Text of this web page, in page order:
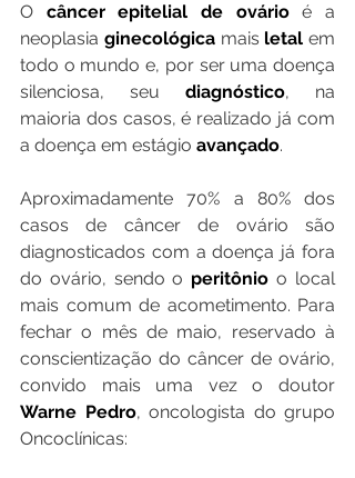
O câncer epitelial de ovário é a
neoplasia ginecológica mais letal em
todo o mundo e, por ser uma doença
silenciosa, seu diagnóstico, na
maioria dos casos, é realizado já com
a doença em estágio avançado.
Aproximadamente 70% a 80% dos
casos de câncer de ovário são
diagnosticados com a doença já fora
do ovário, sendo o peritônio o local
mais comum de acometimento. Para
fechar o mês de maio, reservado à
conscientização do câncer de ovário,
Warne Pedro, oncologista do grupo
Oncoclínicas: